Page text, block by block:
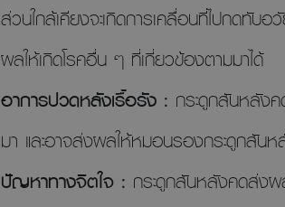
ส่วนใกล้เคียงจะเกิดการเคลื่อนที่ไปกดทับ
ผลให้เกิดโรคอื่น ๆ ที่เกี่ยวข้องตามมาได้
อาการปวดหลังเรื้อรัง : กระดูกสันหลัง
มา และอาจส่งผลให้หมอนรองกระดูกสันห
ปัญหาทางจิตใจ : กระดูกสันหลังคดส่ง